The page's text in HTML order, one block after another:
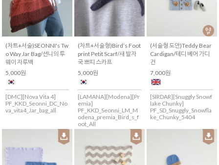
(차트+서술)SEONNI's Tw
o Way Jar Bag/션니의 투
웨이 자루백
5,000원
[DMC][Nova Vita 4]
PF_KKD_Seonni_DC_No
va_vita4_Jar_bag_all
(차트+서술형)Bird’s Foot
print Petit Scarf/새 발자
국 쁘띠 스카프
5,000원
[LAMANA][Modena][Pr
emia]
PF_KKD_Seonni_LM_M
odena_premia_Bird_s_f
oot_All
(서술형 도안)Teddy Bear
Cardigan/테디 베어 가디
건
7,000원
[SIRDAR][Snuggly Snowf
lake Chunky]
PF_SD_Snuggly_Snowfla
ke_Chunky_5404